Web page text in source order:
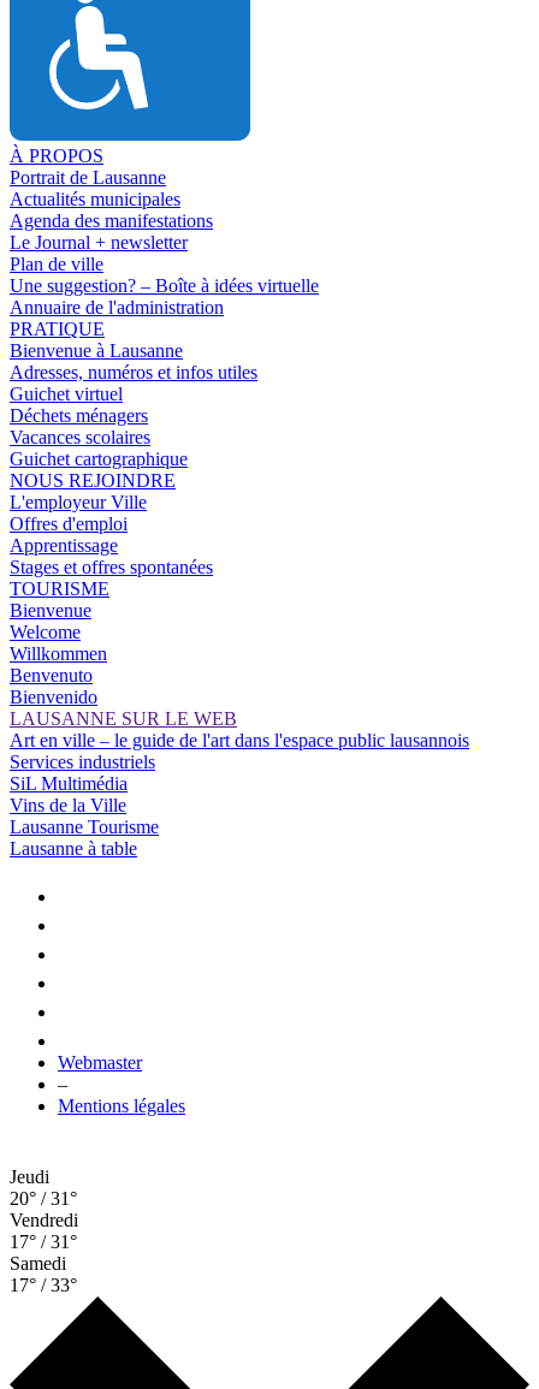
À PROPOS
Portrait de Lausanne
Actualités municipales
Agenda des manifestations
Le Journal + newsletter
Plan de ville
Une suggestion? – Boîte à idées virtuelle
Annuaire de l'administration
PRATIQUE
Bienvenue à Lausanne
Adresses, numéros et infos utiles
Guichet virtuel
Déchets ménagers
Vacances scolaires
Guichet cartographique
NOUS REJOINDRE
L'employeur Ville
Offres d'emploi
Apprentissage
Stages et offres spontanées
TOURISME
Bienvenue
Welcome
Willkommen
Benvenuto
Bienvenido
LAUSANNE SUR LE WEB
Art en ville – le guide de l'art dans l'espace public lausannois
Services industriels
SiL Multimédia
Vins de la Ville
Lausanne Tourisme
Lausanne à table
Webmaster
–
Mentions légales
Jeudi
20° / 31°
Vendredi
17° / 31°
Samedi
17° / 33°